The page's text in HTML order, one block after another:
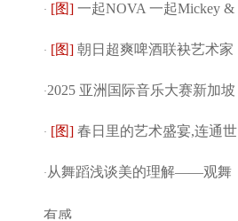
· [图] 一起NOVA 一起Mickey &
Friends 星...
· [图] 朝日超爽啤酒联袂艺术家
横山裕一 推出...
·2025 亚洲国际音乐大赛新加坡
总决赛完...
· [图] 春日里的艺术盛宴,连通世
界的文化交流
· 从舞蹈浅谈美的理解——观舞
有感